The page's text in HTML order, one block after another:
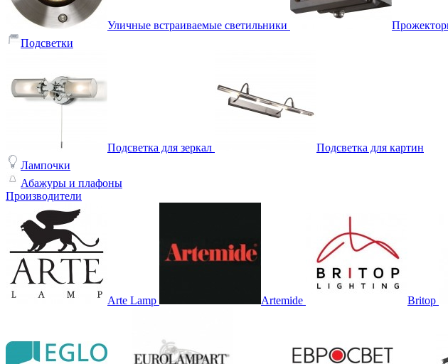
Уличные встраиваемые светильники
Подсветки
Подсветка для зеркал
Подсветка для картин
Лампочки
Абажуры и плафоны
Производители
Arte Lamp Artemide Britop